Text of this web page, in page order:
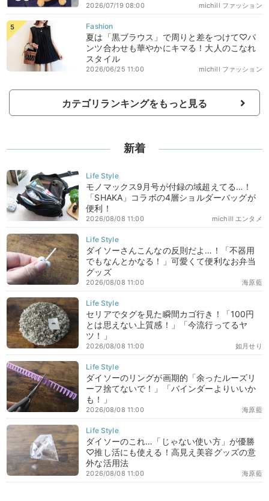
michill ファッション
2026/07/19 08:00
夏は「黒ブラウス」で周りと差をつけて♡パ
ンツ合わせも華やかにキマる！大人のこなれ
スタイル
michill ファッション
2026/06/25 11:00
カテゴリランキングをもっと見る
新着
モノマックス9月号が付録の域超えてる…！
「SHAKA」コラボの4層ショルダーバッグが
便利！
michill エンタメ
2026/08/08 11:00
ダイソーさんこんなの反則だよ…！「不器用
でもなんとかなる！」可愛くて便利なお弁当
グッズ
海原藍
2026/08/08 11:00
セリアでタグを見た瞬間カゴ行き！「100円
とは思えない上質感！」「今流行ってるヤ
ツ！」
如月せり
2026/08/08 11:00
ダイソーのリングが画期的「余ったルーズリ
ーフ捨てないで！」「バインダーよりいいか
も！」
海原藍
2026/08/08 11:00
ダイソーのこれ…「じゃない使い方」が優勝
♡推し活にも使える！高見え美容グッズの意
外な活用法
海原藍
2026/08/08 11:00